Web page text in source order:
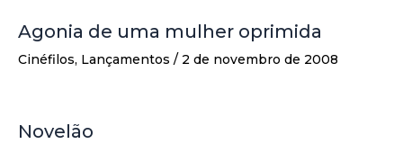
Agonia de uma mulher oprimida
Cinéfilos, Lançamentos / 2 de novembro de 2008
Novelão